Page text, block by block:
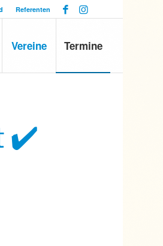
Referenten
Vereine Termine
✔️